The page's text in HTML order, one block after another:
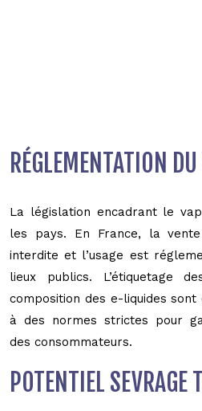
RÉGLEMENTATION
La législation encadrant le
les pays. En France, la
interdite et l’usage est
lieux publics. L’étiquetage
composition des e-liquides sont
à des normes strictes pour
des consommateurs.
POTENTIEL SEVRAGE